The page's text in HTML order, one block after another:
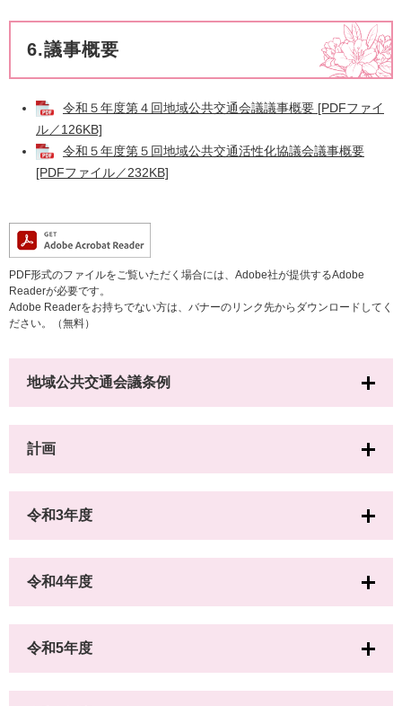
6.議事概要
令和５年度第４回地域公共交通会議議事概要 [PDFファイ
ル／126KB]
令和５年度第５回地域公共交通活性化協議会議事概要
[PDFファイル／232KB]
PDF形式のファイルをご覧いただく場合には、Adobe社が提供するAdobe
Readerが必要です。
Adobe Readerをお持ちでない方は、バナーのリンク先からダウンロードしてく
ださい。（無料）
地域公共交通会議条例
計画
令和3年度
令和4年度
令和5年度